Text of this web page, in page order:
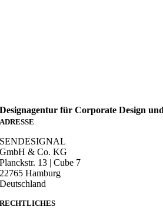
Designagentur für Corporate Design
ADRESSE
SENDESIGNAL
GmbH & Co. KG
Planckstr. 13 | Cube 7
22765 Hamburg
Deutschland
RECHTLICHES